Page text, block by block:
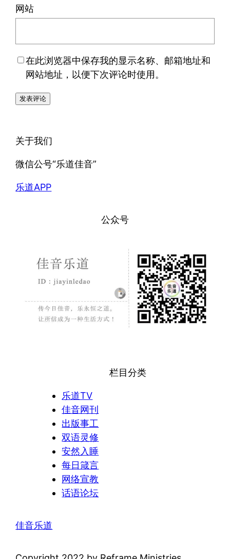
网站
在此浏览器中保存我的显示名称、邮箱地址和
网站地址，以便下次评论时使用。
关于我们
微信公号“乐道佳音”
乐道APP
公众号
栏目分类
乐道TV
佳音网刊
出版事工
双语灵修
安然入睡
每日箴言
网络宣教
话语论坛
佳音乐道